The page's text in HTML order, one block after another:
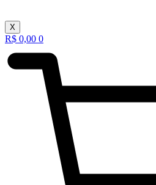
X
R$ 0,00 0